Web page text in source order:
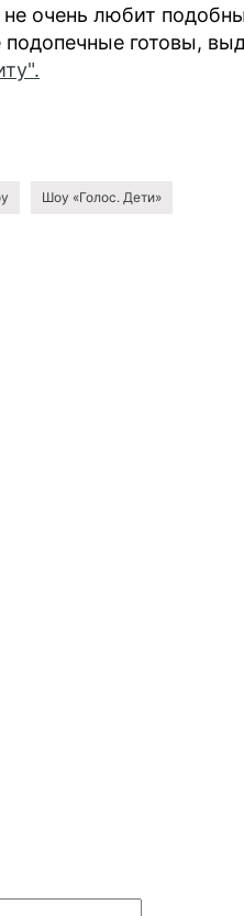
очень любит
подопечные готовы,
Шоу «Голос. Дети»